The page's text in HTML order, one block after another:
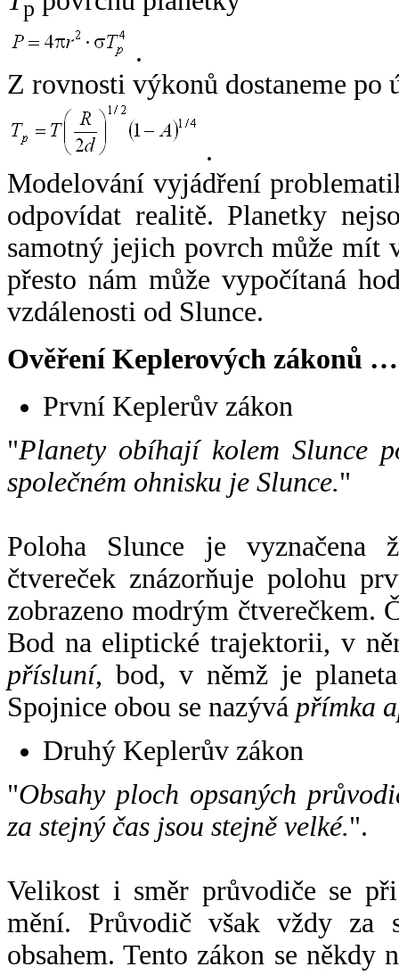
p
.
Z rovnosti výkonů dostaneme po
.
Modelování vyjádření
odpovídat realitě. Planetky
samotný jejich povrch může mít
přesto nám může vypočítaná
vzdálenosti od Slunce.
Ověření Keplerových zákonů …
První Keplerův zákon
"Planety obíhají kolem Slunce
společném ohnisku je Slunce."
Poloha Slunce je vyznačena
čtvereček znázorňuje polohu
zobrazeno modrým čtverečkem.
Bod na eliptické trajektorii, v
přísluní, bod, v němž je
Spojnice obou se nazývá přímka
Druhý Keplerův zákon
"Obsahy ploch opsaných
za stejný čas jsou stejně velké.".
Velikost i směr průvodiče se
mění. Průvodič však vždy za
obsahem. Tento zákon se někdy